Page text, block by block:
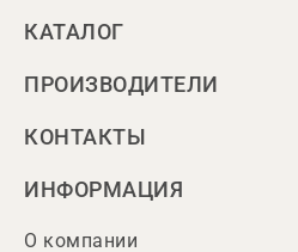
КАТАЛОГ
ПРОИЗВОДИТЕЛИ
КОНТАКТЫ
ИНФОРМАЦИЯ
О компании